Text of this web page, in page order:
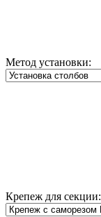
Метод установки:
Крепеж для секции: